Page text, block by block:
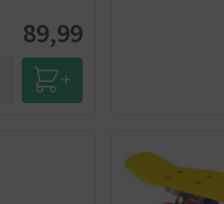
89,99